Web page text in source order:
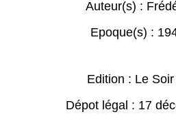
Auteur(s) :
Epoque(s) :
Edition : Le
Dépot légal : 17